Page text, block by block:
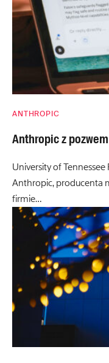
ANTHROPIC
Anthropic z
University of
Anthropic, producenta
firmie…